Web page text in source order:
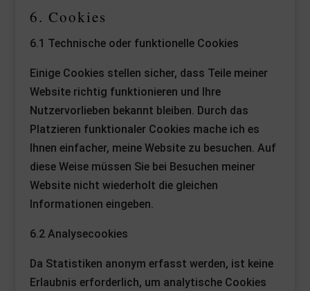
6. Cookies
6.1 Technische oder funktionelle Cookies
Einige Cookies stellen sicher, dass Teile meiner
Website richtig funktionieren und Ihre
Nutzervorlieben bekannt bleiben. Durch das
Platzieren funktionaler Cookies mache ich es
Ihnen einfacher, meine Website zu besuchen. Auf
diese Weise müssen Sie bei Besuchen meiner
Website nicht wiederholt die gleichen
Informationen eingeben.
6.2 Analysecookies
Da Statistiken anonym erfasst werden, ist keine
Erlaubnis erforderlich, um analytische Cookies